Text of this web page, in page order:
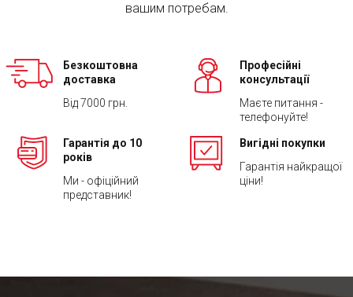
вашим потребам.
Безкоштовна
доставка
Від 7000 грн.
Професійні
консультації
Маєте питання -
телефонуйте!
Гарантія до 10
років
Ми - офіційний
представник!
Вигідні покупки
Гарантія найкращої
ціни!